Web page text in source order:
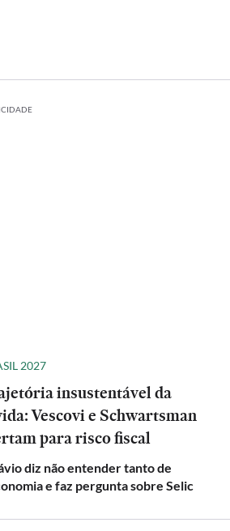
2027
insustentável da
Vescovi e Schwartsman
para risco fiscal
diz não entender tanto de
e faz pergunta sobre Selic